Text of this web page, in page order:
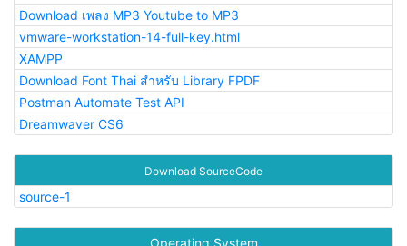
Download เพลง MP3 Youtube to MP3
vmware-workstation-14-full-key.html
XAMPP
Download Font Thai สำหรับ Library FPDF
Postman Automate Test API
Dreamwaver CS6
Download SourceCode
source-1
Operating System